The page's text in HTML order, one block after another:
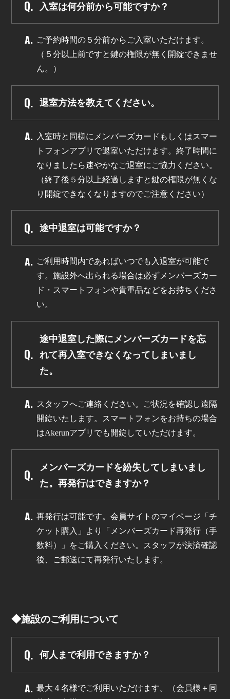
入室は何分前から可能ですか？
ご予約時間の５分前からご入室いただけます。
（５分以上前ですと鍵の権限が無く開錠できませ
ん。）
退室方法を教えてください。
入室時と同様にメンバーズカードもしくはスマー
トフォンアプリで退室いただけます。終了時間に
なりましたら速やかなご退室にご協力ください。
（終了後５分以上経過しますと鍵の権限が無くな
り開錠できなくなりますのでご注意ください）
途中退室は可能ですか？
ご利用時間内であればいつでも入退室が可能で
す。施設外へ出られる場合は必ずメンバーズカー
ド・スマートフォンや貴重品などをお持ちくださ
い。
途中退室した際にメンバーズカードを忘
れて再入室できなくなってしまいまし
た。
スタッフへご連絡ください。ご状況を確認し遠隔
開錠いたします。スマートフォンをお持ちの場合
はAkerunアプリでも開錠していただけます。
メンバーズカードを紛失してしまいまし
た。再発行はできますか？
再発行は可能です。会員サイトのマイページ「チ
ケット購入」より「メンバーズカード再発行（手
数料）」をご購入ください。スタッフが決済確認
後、ご郵送にて再発行いたします。
◆施設のご利用について
何人まで利用できますか？
最大４名様でご利用いただけます。（会員様＋同